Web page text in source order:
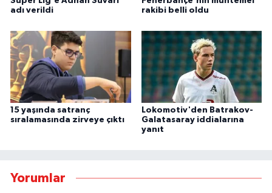
adı verildi
rakibi belli oldu
15 yaşında satranç
sıralamasında zirveye çıktı
Lokomotiv'den Batrakov-
Galatasaray iddialarına
yanıt
Yorumlar